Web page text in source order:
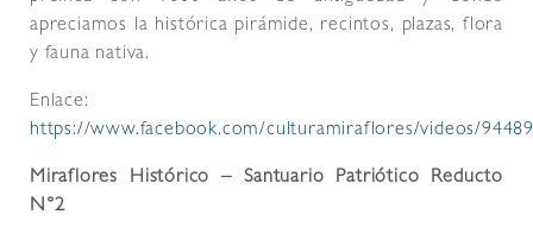
apreciamos la histórica pirámide, recintos, plazas, flora
y fauna nativa.
Enlace:
https://www.facebook.com/culturamiraflores/videos/
Miraflores Histórico – Santuario Patriótico Reducto
N°2